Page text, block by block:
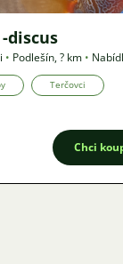
discus
• Podlešín,? km •
Terčovci
Chci